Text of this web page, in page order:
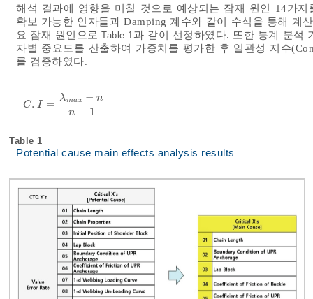
해석 결과에 영향을 미칠 것으로 예상되는 잠재 원인 14가
확보 가능한 인자들과 Damping 계수와 같이 수식을 통해 계
요 잠재 원인으로Table 1과 같이 선정하였다. 또한 통계 분석
자별 중요도를 산출하여 가중치를 평가한 후 일관성 지수
를 검증하였다.
C. I =
λmax − n
n − 1
C I= λmax-nn-
Table 1
Potential cause main effects analysis results